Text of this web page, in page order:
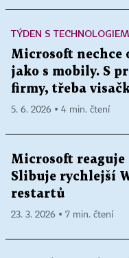
TÝDEN S
Microsoft nechce
jako s mobily. S
firmy, třeba
5. 6. 2026 ▪ 4 min. čtení
Microsoft
Slibuje rychlejší
restartů
23. 3. 2026 ▪ 7 min. čtení